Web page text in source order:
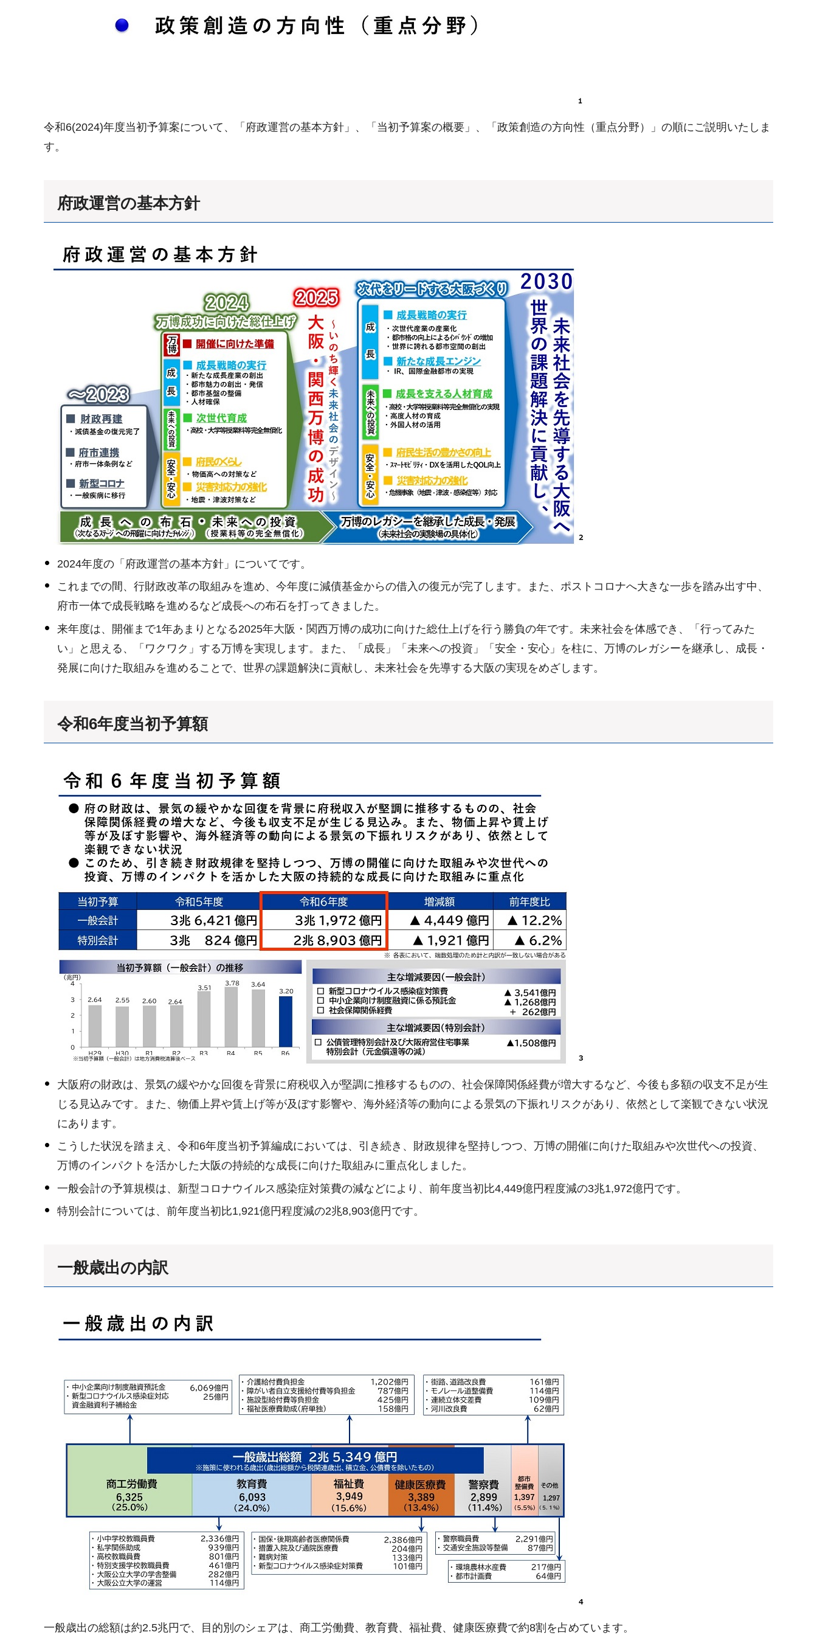
令和6(2024)年度当初予算案について、「府政運営の基本方針」、「当初予算案の概要」、「政策創造の方向性（重点分野）」の順にご説明いたしま
す。
府政運営の基本方針
2024年度の「府政運営の基本方針」についてです。
これまでの間、行財政改革の取組みを進め、今年度に減債基金からの借入の復元が完了します。また、ポストコロナへ大きな一歩を踏み出す中、
府市一体で成長戦略を進めるなど成長への布石を打ってきました。
来年度は、開催まで1年あまりとなる2025年大阪・関西万博の成功に向けた総仕上げを行う勝負の年です。未来社会を体感でき、「行ってみた
い」と思える、「ワクワク」する万博を実現します。また、「成長」「未来への投資」「安全・安心」を柱に、万博のレガシーを継承し、成長・
発展に向けた取組みを進めることで、世界の課題解決に貢献し、未来社会を先導する大阪の実現をめざします。
令和6年度当初予算額
大阪府の財政は、景気の緩やかな回復を背景に府税収入が堅調に推移するものの、社会保障関係経費が増大するなど、今後も多額の収支不足が生
じる見込みです。また、物価上昇や賃上げ等が及ぼす影響や、海外経済等の動向による景気の下振れリスクがあり、依然として楽観できない状況
にあります。
こうした状況を踏まえ、令和6年度当初予算編成においては、引き続き、財政規律を堅持しつつ、万博の開催に向けた取組みや次世代への投資、
万博のインパクトを活かした大阪の持続的な成長に向けた取組みに重点化しました。
一般会計の予算規模は、新型コロナウイルス感染症対策費の減などにより、前年度当初比4,449億円程度減の3兆1,972億円です。
特別会計については、前年度当初比1,921億円程度減の2兆8,903億円です。
一般歳出の内訳
一般歳出の総額は約2.5兆円で、目的別のシェアは、商工労働費、教育費、福祉費、健康医療費で約8割を占めています。